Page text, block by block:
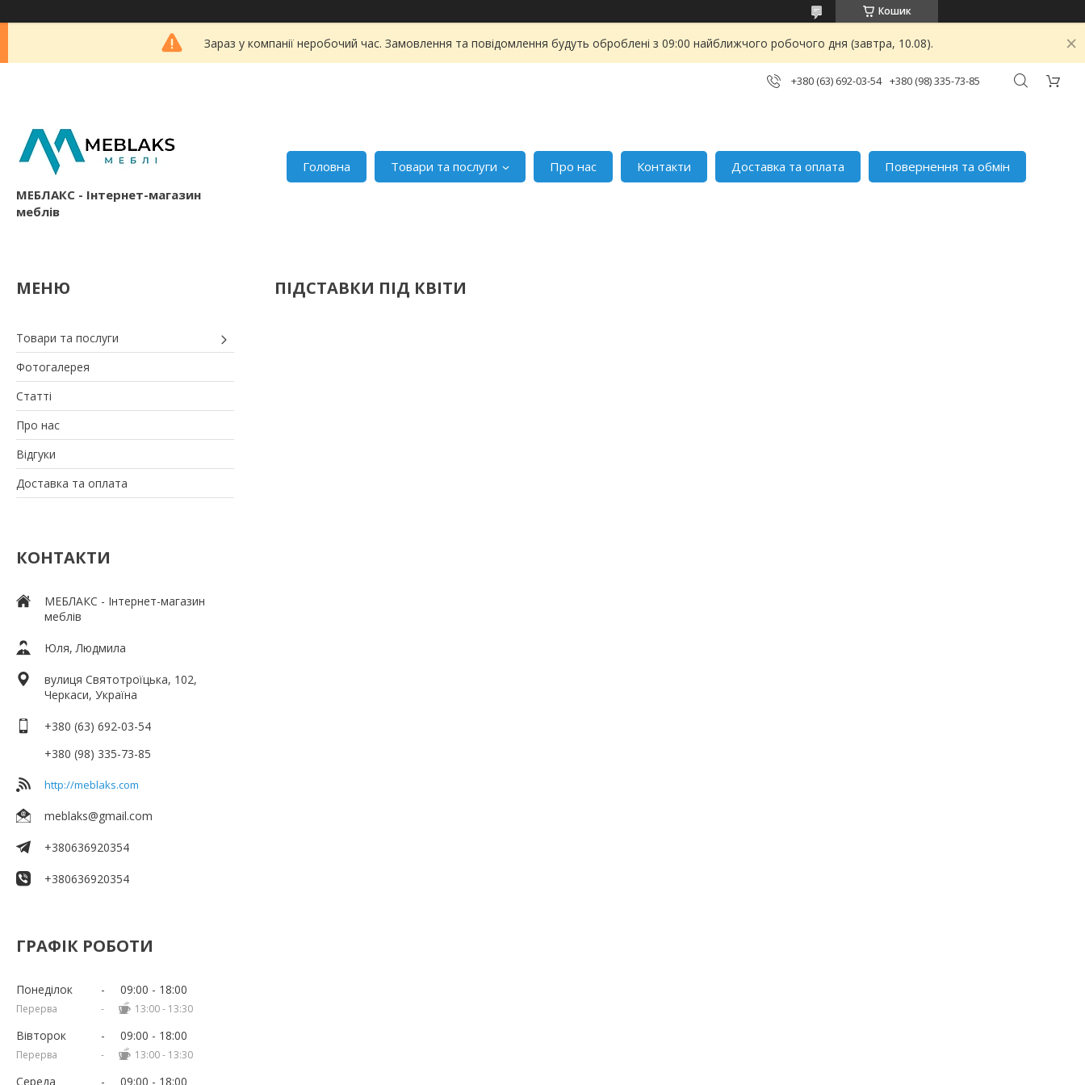
Кошик
Зараз у компанії неробочий час. Замовлення та повідомлення будуть оброблені з 09:00 найближчого робочого дня (завтра, 10.08).
+380 (63) 692-03-54 +380 (98) 335-73-85
МЕБЛАКС - Інтернет-магазин
меблів
Головна Товари та послуги Про нас Контакти Доставка та оплата Повернення та обмін
Товари та послуги
Фотогалерея
Статті
Про нас
Відгуки
Доставка та оплата
КОНТАКТИ
МЕБЛАКС - Інтернет-магазин
меблів
Юля, Людмила
вулиця Святотроїцька, 102,
Черкаси, Україна
+380 (63) 692-03-54
+380 (98) 335-73-85
http://meblaks.com
meblaks@gmail.com
+380636920354
+380636920354
ГРАФІК РОБОТИ
Понеділок 09:00 18:00
13:00 13:30
Вівторок 09:00 18:00
13:00 13:30
Середа 09:00 18:00
ПІДСТАВКИ ПІД КВІТИ